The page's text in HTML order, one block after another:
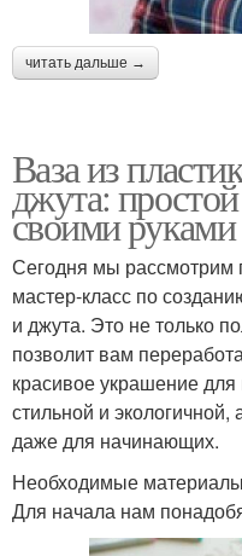
читать дальше →
Ваза из
джута:
своими руками
Сегодня мы рассмотрим
мастер-класс по
и джута. Это не только
позволит вам
красивое украшение
стильной и
даже для начинающих.
Необходимые материалы
Для начала нам